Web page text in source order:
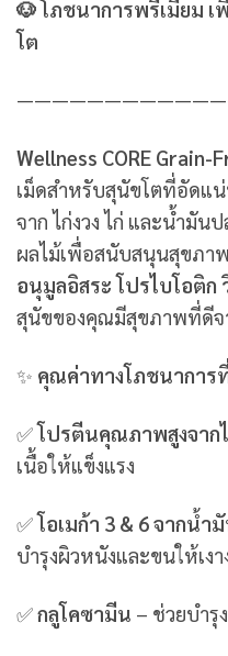
🐶 โภชนาการพรีเมียม
โต
Wellness CORE Grain-
เม็ดสำหรับสุนัขโตที่อัดแ
จาก ไก่งวง ไก่ และน้ำมั
ผลไม้เพื่อสนับสนุนสุขภาพ
อนุมูลอิสระ โปรไบโอติก
สุนัขของคุณมีสุขภาพที่ดีจ
✨ คุณค่าทางโภชนาการ
✅โปรตีนคุณภาพสูงจากไ
เนื้อให้แข็งแรง
✅โอเมก้า 3 & 6 จากน้
บำรุงผิวหนังและขนให้เงา
✅กลูโคซามีน – ช่วยบำรุ